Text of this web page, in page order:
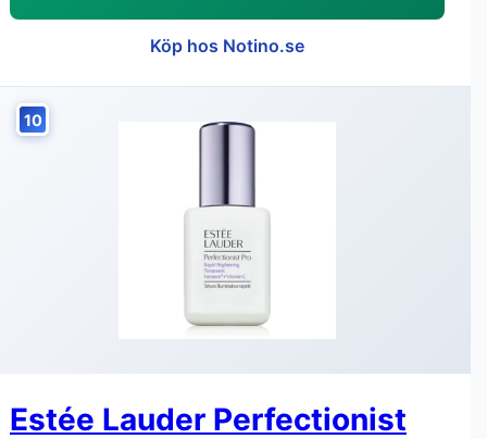
Köp hos Notino.se
10
Estée Lauder Perfectionist